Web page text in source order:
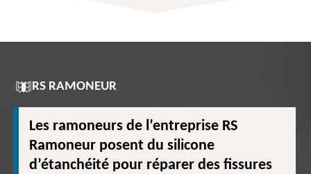
RS RAMONEUR
Les ramoneurs de l’entreprise RS
Ramoneur posent du silicone
d’étanchéité pour réparer des fissures